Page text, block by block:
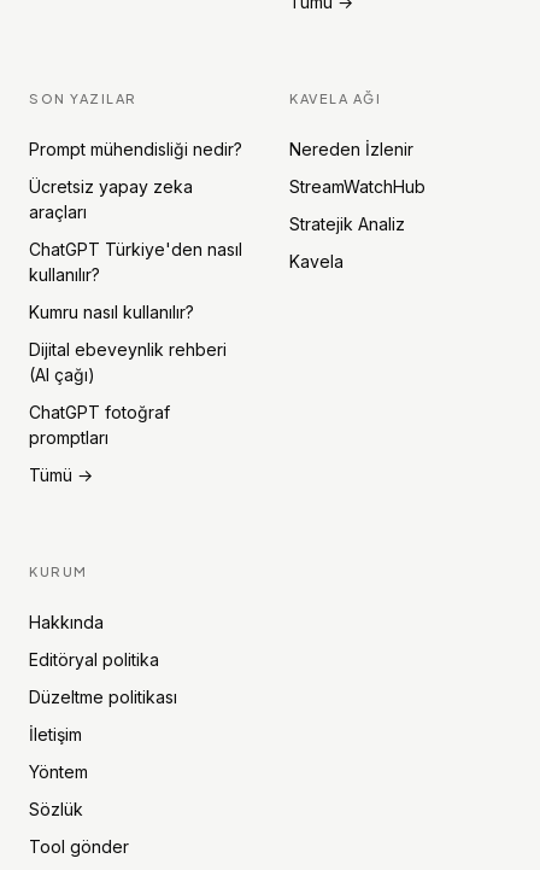
SON YAZILAR
Prompt mühendisliği nedir?
Ücretsiz yapay zeka
araçları
ChatGPT Türkiye'den nasıl
kullanılır?
Kumru nasıl kullanılır?
Dijital ebeveynlik rehberi
(AI çağı)
ChatGPT fotoğraf
promptları
Tümü →
KAVELA AĞI
Nereden İzlenir
StreamWatchHub
Stratejik Analiz
Kavela
KURUM
Hakkında
Editöryal politika
Düzeltme politikası
İletişim
Yöntem
Sözlük
Tool gönder